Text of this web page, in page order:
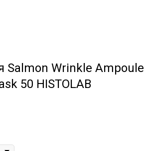
Salmon Wrinkle Ampoule
50 HISTOLAB